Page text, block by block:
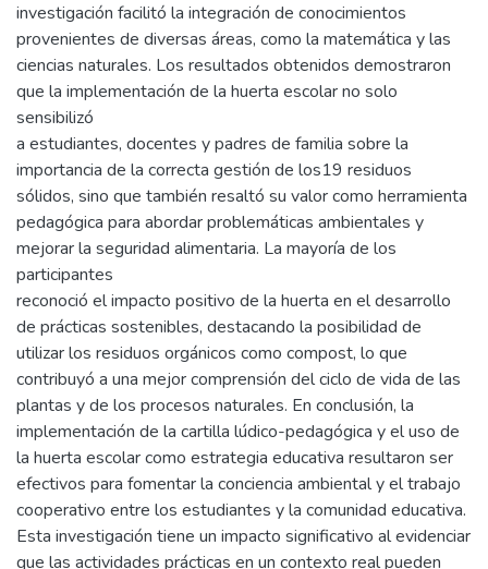
investigación facilitó la integración de conocimientos
provenientes de diversas áreas, como la matemática y las
ciencias naturales. Los resultados obtenidos demostraron
que la implementación de la huerta escolar no solo
sensibilizó
a estudiantes, docentes y padres de familia sobre la
importancia de la correcta gestión de los19 residuos
sólidos, sino que también resaltó su valor como herramienta
pedagógica para abordar problemáticas ambientales y
mejorar la seguridad alimentaria. La mayoría de los
participantes
reconoció el impacto positivo de la huerta en el desarrollo
de prácticas sostenibles, destacando la posibilidad de
utilizar los residuos orgánicos como compost, lo que
contribuyó a una mejor comprensión del ciclo de vida de las
plantas y de los procesos naturales. En conclusión, la
implementación de la cartilla lúdico-pedagógica y el uso de
la huerta escolar como estrategia educativa resultaron ser
efectivos para fomentar la conciencia ambiental y el trabajo
cooperativo entre los estudiantes y la comunidad educativa.
Esta investigación tiene un impacto significativo al evidenciar
que las actividades prácticas en un contexto real pueden